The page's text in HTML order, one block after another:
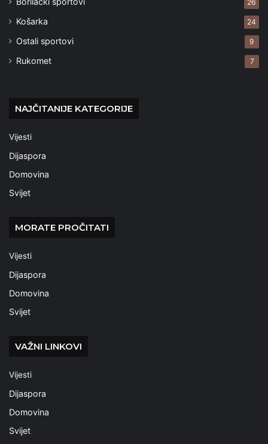
26
Košarka 24
Ostali sportovi 9
Rukomet 7
NAJČITANIJE KATEGORIJE
Vijesti
Dijaspora
Domovina
Svijet
MORATE PROČITATI
Vijesti
Dijaspora
Domovina
Svijet
VAŽNI LINKOVI
Vijesti
Dijaspora
Domovina
Svijet